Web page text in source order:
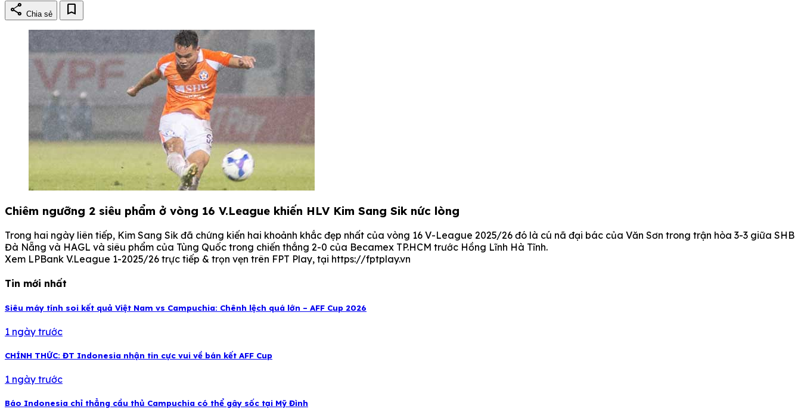
share Chia sẻ bookmark
Chiêm ngưỡng 2 siêu phẩm ở vòng 16 V.League khiến HLV Kim Sang Sik nức lòng
Trong hai ngày liên tiếp, Kim Sang Sik đã chứng kiến hai khoảnh khắc đẹp nhất của vòng 16 V-League 2025/26 đó là cú nã đại bác của Văn Sơn trong trận hòa 3-3 giữa SHB
Đà Nẵng và HAGL và siêu phẩm của Tùng Quốc trong chiến thắng 2-0 của Becamex TP.HCM trước Hồng Lĩnh Hà Tĩnh.
Xem LPBank V.League 1-2025/26 trực tiếp & trọn vẹn trên FPT Play, tại https://fptplay.vn
Tin mới nhất
Siêu máy tính soi kết quả Việt Nam vs Campuchia: Chênh lệch quá lớn – AFF Cup 2026
1 ngày trước
CHÍNH THỨC: ĐT Indonesia nhận tin cực vui về bán kết AFF Cup
1 ngày trước
Báo Indonesia chỉ thẳng cầu thủ Campuchia có thể gây sốc tại Mỹ Đình